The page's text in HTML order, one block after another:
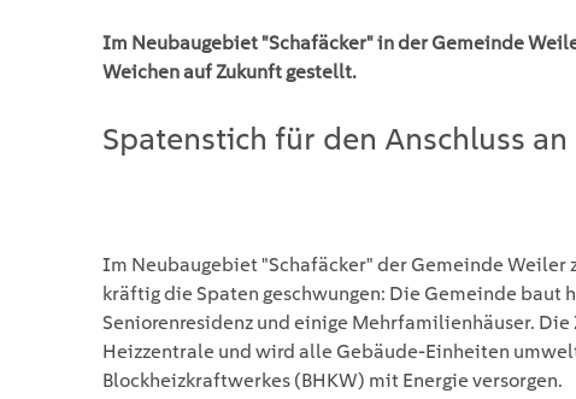
Im Neubaugebiet "Schafäcker" in der Gemeinde
Weichen auf Zukunft gestellt.
Spatenstich für den Anschluss
Im Neubaugebiet "Schafäcker" der Gemeinde Weiler
kräftig die Spaten geschwungen: Die Gemeinde baut
Seniorenresidenz und einige Mehrfamilienhäuser. Die
Heizzentrale und wird alle Gebäude-Einheiten
Blockheizkraftwerkes (BHKW) mit Energie versorgen.